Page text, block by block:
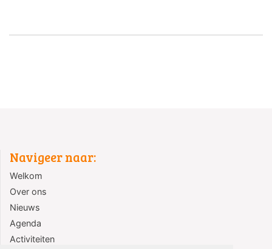
Navigeer naar:
Welkom
Over ons
Nieuws
Agenda
Activiteiten